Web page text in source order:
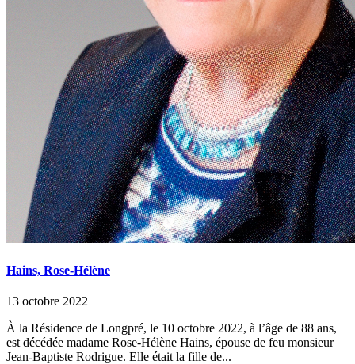
Hains, Rose-Hélène
13 octobre 2022
À la Résidence de Longpré, le 10 octobre 2022, à l’âge de 88 ans,
est décédée madame Rose-Hélène Hains, épouse de feu monsieur
Jean-Baptiste Rodrigue. Elle était la fille de...